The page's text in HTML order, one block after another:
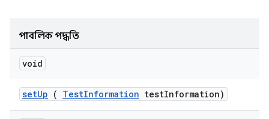
পাবলিক পদ্ধতি
void
setUp ( TestInformation testInformation)